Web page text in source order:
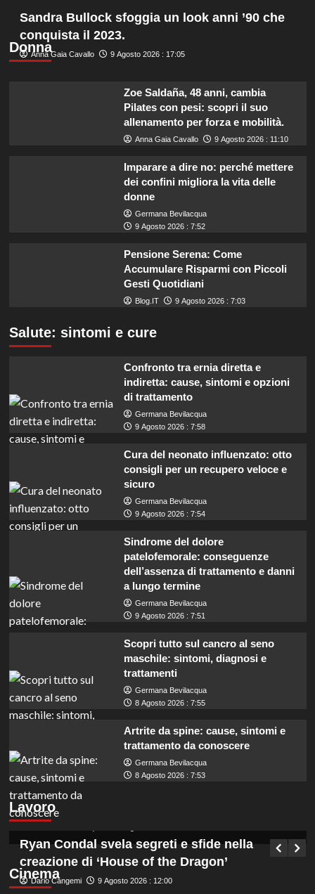
Donna
Sandra Bullock sfoggia un look anni ’90 che
conquista il 2023.
Anna Gaia Cavallo 9 Agosto 2026 : 17:05
Zoe Saldaña, 48 anni, cambia
Pilates con pesi: scopri il suo
allenamento per forza e mobilità.
Anna Gaia Cavallo 9 Agosto 2026 : 11:10
Imparare a dire no: perché mettere
dei confini migliora la vita delle
donne
Germana Bevilacqua
9 Agosto 2026 : 7:52
Pensione Serena: Come
Accumulare Risparmi con Piccoli
Gesti Quotidiani
Blog.IT 9 Agosto 2026 : 7:03
Salute: sintomi e cure
Confronto tra ernia diretta e
indiretta: cause, sintomi e opzioni
di trattamento
Germana Bevilacqua
9 Agosto 2026 : 7:58
Cura del neonato influenzato: otto
consigli per un recupero veloce e
sicuro
Germana Bevilacqua
9 Agosto 2026 : 7:54
Sindrome del dolore
patelofemorale: conseguenze
dell’assenza di trattamento e danni
a lungo termine
Germana Bevilacqua
9 Agosto 2026 : 7:51
Scopri tutto sul cancro al seno
maschile: sintomi, diagnosi e
trattamenti
Germana Bevilacqua
8 Agosto 2026 : 7:55
Artrite da spine: cause, sintomi e
trattamento da conoscere
Germana Bevilacqua
8 Agosto 2026 : 7:53
Lavoro
Lavoro in Sardegna: cercasi addetti
informazione con licenza media, opportunità
NEA 116117.
Cinema
Ryan Condal svela segreti e sfide nella
creazione di ‘House of the Dragon’
Dario Cangemi 9 Agosto 2026 : 12:00